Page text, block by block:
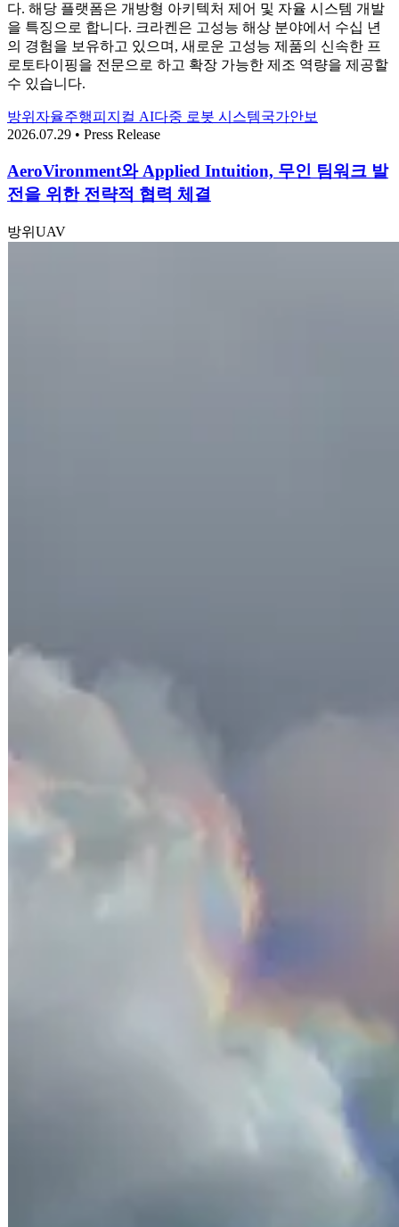
다. 해당 플랫폼은 개방형 아키텍처 제어 및 자율 시스템 개발
을 특징으로 합니다. 크라켄은 고성능 해상 분야에서 수십 년
의 경험을 보유하고 있으며, 새로운 고성능 제품의 신속한 프
로토타이핑을 전문으로 하고 확장 가능한 제조 역량을 제공할
수 있습니다.
방위 자율주행피지컬 AI다중 로봇 시스템국가안보
2026.07.29 • Press Release
AeroVironment와 Applied Intuition, 무인 팀워크 발
전을 위한 전략적 협력 체결
방위 UAV